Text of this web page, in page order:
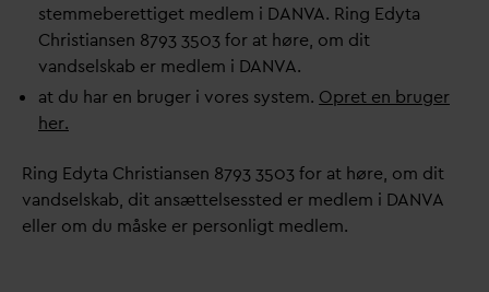
stemmeberettiget medlem i DANVA. Ring Edyta
Christiansen 8793 3503 for at høre, om dit
vandselskab er medlem i DANVA.
at du har en bruger i vores system. Opret en bruger
her.
Ring Edyta Christiansen 8793 3503 for at høre, om dit
vandselskab, dit ansættelsessted er medlem i DANVA
eller om du måske er personligt medlem.